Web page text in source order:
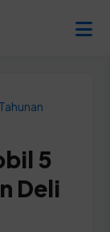
5
Deli